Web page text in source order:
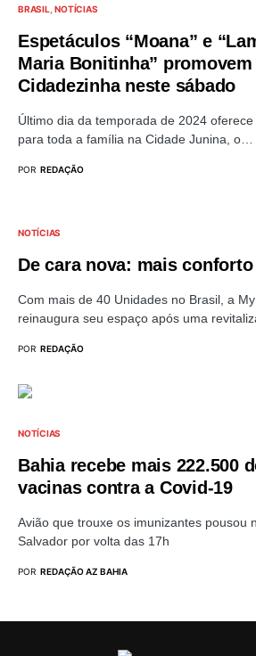
BRASIL NOTÍCIAS
Espetáculos “Moana” e
Maria Bonitinha”
Cidadezinha neste sábado
Último dia da temporada de 2024
para toda a família na Cidade Junina, o…
POR REDAÇÃO
NOTÍCIAS
De cara nova: mais
Com mais de 40 Unidades no Brasil, a
reinaugura seu espaço após uma
POR REDAÇÃO
NOTÍCIAS
Bahia recebe mais 222.500
vacinas contra a Covid-19
Avião que trouxe os imunizantes pousou
Salvador por volta das 17h
POR REDAÇÃO AZ BAHIA